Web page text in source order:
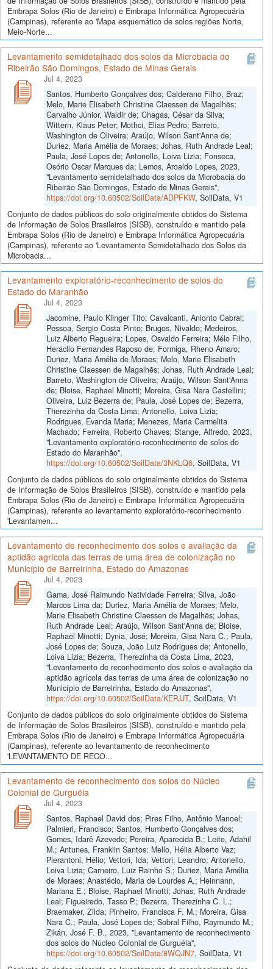
Embrapa Solos (Rio de Janeiro) e Embrapa Informática Agropecuária
(Campinas), referente ao 'Mapa esquemático de solos regiões Norte,
Meio-Norte...
Levantamento semidetalhado dos solos da Microbacia do
Ribeirão São Domingos, Estado de Minas Gerais
Jul 4, 2023
Santos, Humberto Gonçalves dos; Calderano Filho, Braz;
Melo, Marie Elisabeth Christine Claessen de Magalhẽs;
Carvalho Júnior, Waldir de; Chagas, César da Silva;
Wittern, Klaus Peter; Mothci, Elias Pedro; Barreto,
Washington de Oliveira; Araújo, Wilson Sant'Anna de;
Duriez, Maria Amélia de Moraes; Johas, Ruth Andrade Leal;
Paula, José Lopes de; Antonello, Loiva Lizia; Fonseca,
Osório Oscar Marques da; Lemos, Aroaldo Lopes, 2023,
"Levantamento semidetalhado dos solos da Microbacia do
Ribeirão São Domingos, Estado de Minas Gerais",
https://doi.org/10.60502/SoilData/ADPFKW, SoilData, V1
Conjunto de dados públicos do solo originalmente obtidos do Sistema
de Informação de Solos Brasileiros (SISB), construído e mantido pela
Embrapa Solos (Rio de Janeiro) e Embrapa Informática Agropecuária
(Campinas), referente ao 'Levantamento Semidetalhado dos Solos da
Microbacia...
Levantamento exploratório-reconhecimento de solos do
Estado do Maranhão
Jul 4, 2023
Jacomine, Paulo Klinger Tito; Cavalcanti, Anionto Cabral;
Pessoa, Sergio Costa Pinto; Brugos, Nivaldo; Medeiros,
Luiz Alberto Regueira; Lopes, Osvaldo Ferreira; Mélo Filho,
Heraclio Fernandes Raposo de; Formiga, Rheno Amaro;
Duriez, Maria Amélia de Moraes; Melo, Marie Elisabeth
Christine Claessen de Magalhẽs; Johas, Ruth Andrade Leal;
Barreto, Washington de Oliveira; Araújo, Wilson Sant'Anna
de; Bloise, Raphael Minotti; Moreira, Gisa Nara Castellini;
Oliveira, Luiz Bezerra de; Paula, José Lopes de; Bezerra,
Therezinha da Costa Lima; Antonello, Loiva Lizia;
Rodrigues, Evanda Maria; Menezes, Maria Carmelita
Machado; Ferreira, Roberto Chaves; Stange, Alfredo, 2023,
"Levantamento exploratório-reconhecimento de solos do
Estado do Maranhão",
https://doi.org/10.60502/SoilData/3NKLQ6, SoilData, V1
Conjunto de dados públicos do solo originalmente obtidos do Sistema
de Informação de Solos Brasileiros (SISB), construído e mantido pela
Embrapa Solos (Rio de Janeiro) e Embrapa Informática Agropecuária
(Campinas), referente ao levantamento exploratório-reconhecimento
'Levantamen...
Levantamento de reconhecimento dos solos e avaliação da
aptidão agrícola das terras de uma área de colonização no
Município de Barreirinha, Estado do Amazonas
Jul 4, 2023
Gama, José Raimundo Natividade Ferreira; Silva, João
Marcos Lima da; Duriez, Maria Amélia de Moraes; Melo,
Marie Elisabeth Christine Claessen de Magalhẽs; Johas,
Ruth Andrade Leal; Araújo, Wilson Sant'Anna de; Bloise,
Raphael Minotti; Dynia, José; Moreira, Gisa Nara C.; Paula,
José Lopes de; Souza, João Luiz Rodrigues de; Antonello,
Loiva Lizia; Bezerra, Therezinha da Costa Lima, 2023,
"Levantamento de reconhecimento dos solos e avaliação da
aptidão agrícola das terras de uma área de colonização no
Município de Barreirinha, Estado do Amazonas",
https://doi.org/10.60502/SoilData/KEPJJT, SoilData, V1
Conjunto de dados públicos do solo originalmente obtidos do Sistema
de Informação de Solos Brasileiros (SISB), construído e mantido pela
Embrapa Solos (Rio de Janeiro) e Embrapa Informática Agropecuária
(Campinas), referente ao levantamento de reconhecimento
'LEVANTAMENTO DE RECO...
Levantamento de reconhecimento dos solos do Núcleo
Colonial de Gurguéia
Jul 4, 2023
Santos, Raphael David dos; Pires Filho, Antônio Manoel;
Palmieri, Francisco; Santos, Humberto Gonçalves dos;
Gomes, Idarê Azevedo; Pereira, Aparecida B.; Leite, Adahil
M.; Antunes, Franklin Santos; Mello, Hélia Alberto Vaz;
Pierantoni, Hélio; Vettori, Ida; Vettori, Leandro; Antonello,
Loiva Lizia; Carneiro, Luiz Rainho S.; Duriez, Maria Amélia
de Moraes; Anastécio, Maria de Lourdes A.; Heinnann,
Mariana E.; Bloise, Raphael Minotti; Johas, Ruth Andrade
Leal; Figueiredo, Tasso P.; Bezerra, Therezinha C. L.;
Braemaker, Zilda; Pinheiro, Francisca F. M.; Moreira, Gisa
Nara C.; Paula, José Lopes de; Sobral Filho, Raymundo M.;
Zikán, José F. B., 2023, "Levantamento de reconhecimento
dos solos do Núcleo Colonial de Gurguéia",
https://doi.org/10.60502/SoilData/8WQJN7, SoilData, V1